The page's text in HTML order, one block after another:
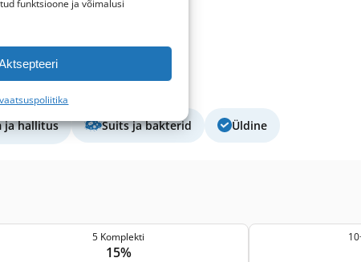
funktsioone ja võimalusi
suurus:174x168x45 mm
suurus:
2 filtrit
ja hallitus Suits ja bakterid Üldine
5 Komplekti
15%